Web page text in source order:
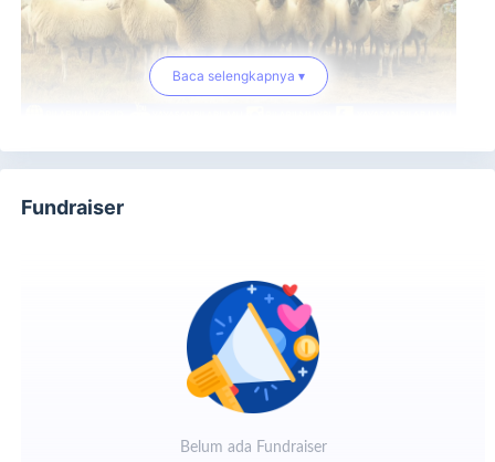
Esensi berkurban adalah tanda rasa syukur kita terhadap
Allah SWT atas segala nikmat yang telah kita dapatkan
“Maka laksanakanlah salat karena Tuhanmu, dan
berkurbanlah (sebagai ibadah dan mendekatkan diri
Ini menunjukan bahwa dua ibadah ini, sholat dan
menyembelih adalah bukti terbesar akan syukur kepada
dan menyembelih adalah ibadah harta yang termulia.
Baca selengkapnya ▾
Fundraiser
Belum ada Fundraiser